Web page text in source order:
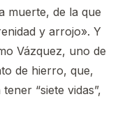
muerte, de la que
y arrojo». Y
Vázquez, uno de
de hierro, que,
“siete vidas”,